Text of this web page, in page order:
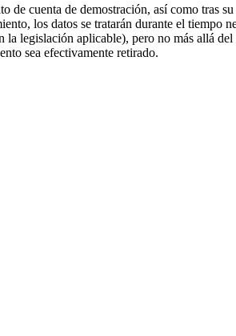
de cuenta de demostración, así como tras
los datos se tratarán durante el tiempo
legislación aplicable), pero no más allá
sea efectivamente retirado.